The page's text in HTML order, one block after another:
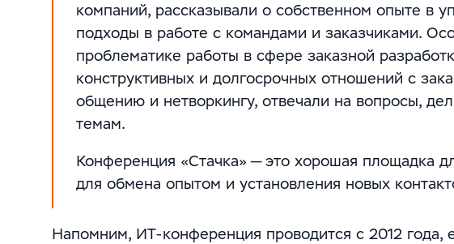
компаний, рассказывали о собственном опыте в
подходы в работе с командами и заказчиками.
проблематике работы в сфере заказной
конструктивных и долгосрочных отношений с
общению и нетворкингу, отвечали на вопросы,
темам.
Конференция «Стачка» — это хорошая площадка
для обмена опытом и установления новых
Напомним, ИТ-конференция проводится с 2012